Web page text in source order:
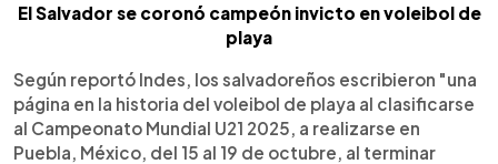
El Salvador se coronó campeón invicto en voleibol de
playa
Según reportó Indes, los salvadoreños escribieron "una
página en la historia del voleibol de playa al clasificarse
al Campeonato Mundial U21 2025, a realizarse en
Puebla, México, del 15 al 19 de octubre, al terminar